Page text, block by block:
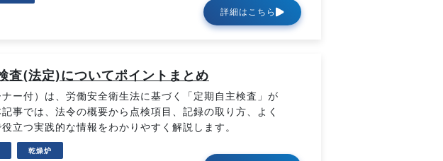
詳細はこちら
査(法定)についてポイントまとめ
ー付）は、労働安全衛生法に基づく「定期自主検査」が
事では、法令の概要から点検項目、記録の取り方、よく
立つ実践的な情報をわかりやすく解説します。
乾燥炉